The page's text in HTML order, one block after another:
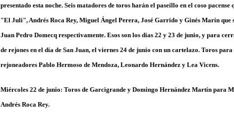
presentado esta noche. Seis matadores de toros harán el paseíllo en el coso
"El Juli", Andrés Roca Rey, Miguel Ángel Perera, José Garrido y Ginés Marín que
Juan Pedro Domecq respectivamente. Esos son los días 22 y 23 de junio, y para
de rejones en el día de San Juan, el viernes 24 de junio con un cartelazo. Toros
rejoneadores Pablo Hermoso de Mendoza, Leonardo Hernández y Lea Vicens.
Miércoles 22 de junio: Toros de Garcigrande y Domingo Hernández Martín para
Andrés Roca Rey.